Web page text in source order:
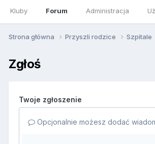
Kluby Forum Administracja
Strona główna Przyszli rodzice Szpitale
Zgłoś
Twoje zgłoszenie
Opcjonalnie możesz dodać